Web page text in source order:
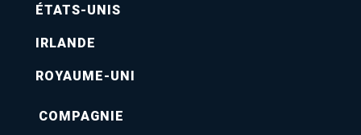
ÉTATS-UNIS
IRLANDE
ROYAUME-UNI
COMPAGNIE